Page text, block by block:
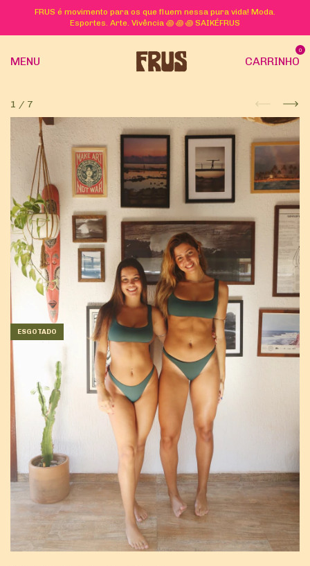
FRUS é movimento para os que fluem nessa pura vida! Moda.
Esportes. Arte. Vivência ꩜ ꩜ ꩜ SAIKÉFRUS
MENU CARRINHO
0
1 / 7
ESGOTADO